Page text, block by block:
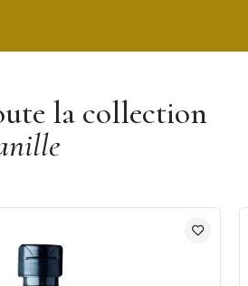
la collection